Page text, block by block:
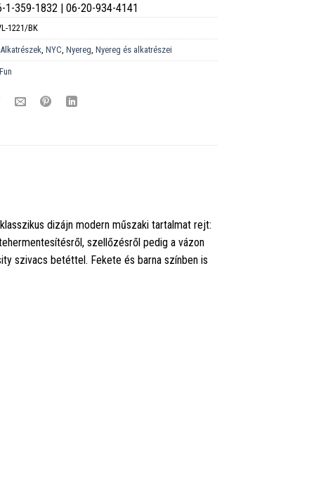
1-359-1832 | 06-20-934-4141
1221/BK
Alkatrészek ,NYC ,Nyereg ,Nyereg és alkatrészei
dizájn modern műszaki tartalmat rejt:
szellőzésről pedig a vázon
szivacs betéttel. Fekete és barna színben is